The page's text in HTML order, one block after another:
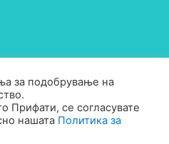
|Согласност за употреба на
од деца
за подобрување на
Прифати, се согласувате
нашата Политика за